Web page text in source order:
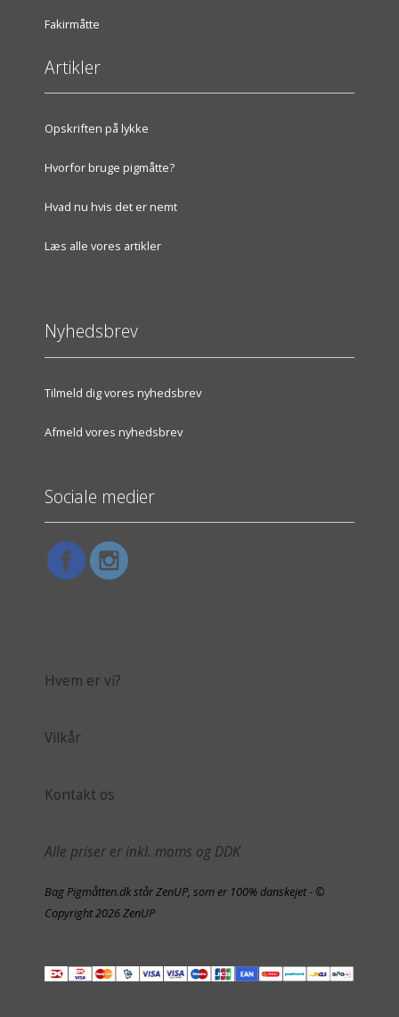
Fakirmåtte
Artikler
Opskriften på lykke
Hvorfor bruge pigmåtte?
Hvad nu hvis det er nemt
Læs alle vores artikler
Nyhedsbrev
Tilmeld dig vores nyhedsbrev
Afmeld vores nyhedsbrev
Sociale medier
Hvem er vi?
Vilkår
Kontakt os
Alle priser er inkl. moms og DDK
Bag Pigmåtten.dk står ZenUP, som er 100% danskejet - ©
Copyright 2026 ZenUP